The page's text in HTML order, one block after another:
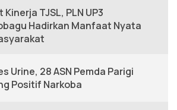
Kinerja TJSL, PLN UP3
Hadirkan Manfaat Nyata
Urine, 28 ASN Pemda Parigi
Positif Narkoba